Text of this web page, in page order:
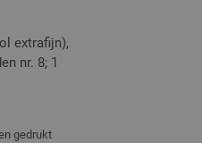
extrafijn),
nr. 8; 1
gedrukt